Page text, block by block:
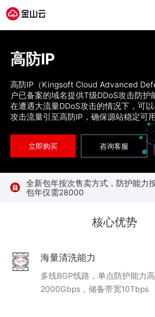
高防IP
高防IP（Kingsoft Cloud Advanced
户已备案的域名提供T级DDoS攻击防护
在遭遇大流量DDoS攻击的情况下，可
攻击流量引至高防IP，确保源站稳定可
立即购买 咨询客服
全新包年按次售卖方式，防护能力
包年仅需28000
核心优势
海量清洗能力
多线BGP线路，单点防护能力
2000Gbps，储备带宽10Tbps